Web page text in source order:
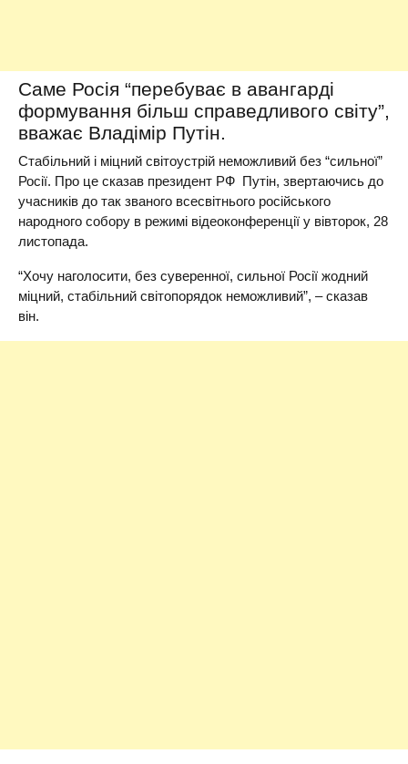
Саме Росія “перебуває в авангарді
формування більш справедливого світу”,
вважає Владімір Путін.
Стабільний і міцний світоустрій неможливий без “сильної”
Росії. Про це сказав президент РФ Путін, звертаючись до
учасників до так званого всесвітнього російського
народного собору в режимі відеоконференції у вівторок, 28
листопада.
“Хочу наголосити, без суверенної, сильної Росії жодний
міцний, стабільний світопорядок неможливий”, – сказав
він.